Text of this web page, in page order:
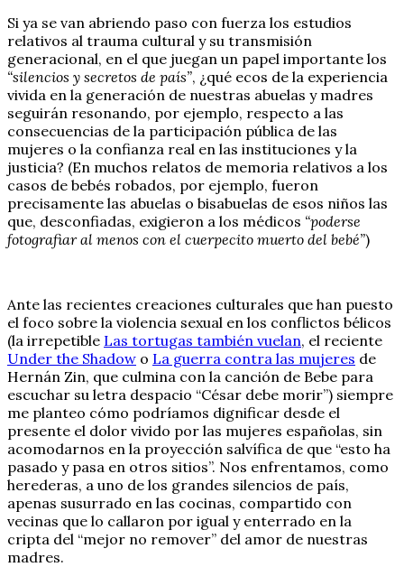
Si ya se van abriendo paso con fuerza los estudios
relativos al trauma cultural y su transmisión
generacional, en el que juegan un papel importante los
“silencios y secretos de país”, ¿qué ecos de la experiencia
vivida en la generación de nuestras abuelas y madres
seguirán resonando, por ejemplo, respecto a las
consecuencias de la participación pública de las
mujeres o la confianza real en las instituciones y la
justicia? (En muchos relatos de memoria relativos a los
casos de bebés robados, por ejemplo, fueron
precisamente las abuelas o bisabuelas de esos niños las
que, desconfiadas, exigieron a los médicos “poderse
fotografiar al menos con el cuerpecito muerto del bebé”)
Ante las recientes creaciones culturales que han puesto
el foco sobre la violencia sexual en los conflictos bélicos
(la irrepetible Las tortugas también vuelan, el reciente
Under the Shadow o La guerra contra las mujeres de
Hernán Zin, que culmina con la canción de Bebe para
escuchar su letra despacio “César debe morir”) siempre
me planteo cómo podríamos dignificar desde el
presente el dolor vivido por las mujeres españolas, sin
acomodarnos en la proyección salvífica de que “esto ha
pasado y pasa en otros sitios”. Nos enfrentamos, como
herederas, a uno de los grandes silencios de país,
apenas susurrado en las cocinas, compartido con
vecinas que lo callaron por igual y enterrado en la
cripta del “mejor no remover” del amor de nuestras
madres.